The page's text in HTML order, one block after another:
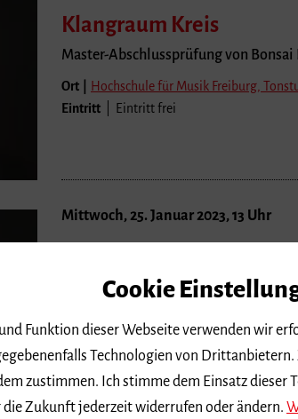
Klangraum Kreis
Master-Abschlussprüfung von Bonsai
Ort |
Hochschule für Musik Freiburg,
Eintritt| Eintritt frei
Mittwoch, 25. Januar 2023, 13 Uhr
Master-Abschlussprüfung von Bonsai
Eintritt| Eintritt frei
Cookie
Funktion dieser Webseite verwenden wir
Technologien von
zustimmen. Ich stimme dem Einsatz dieser
Zukunft jederzeit widerrufen oder ändern.